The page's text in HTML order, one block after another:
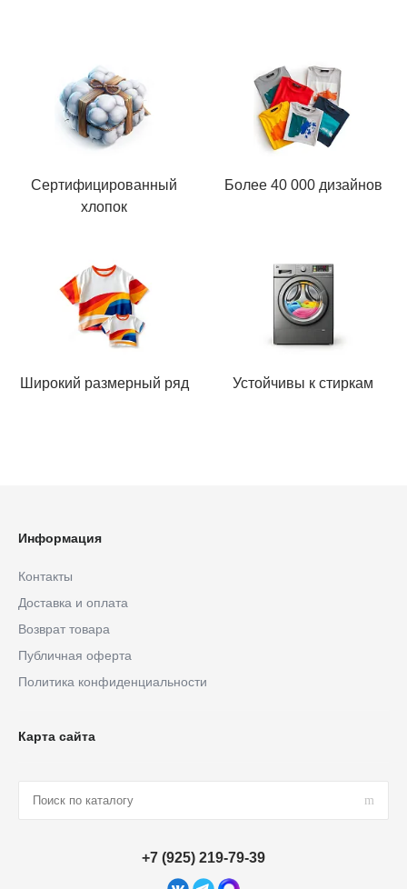
Сертифицированный
хлопок
Более 40 000 дизайнов
Широкий размерный ряд Устойчивы к стиркам
Информация
Контакты
Доставка и оплата
Возврат товара
Публичная оферта
Политика конфиденциальности
Карта сайта
+7 (925) 219-79-39